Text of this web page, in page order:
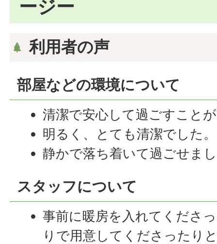
ージー
利用者の声
部屋などの環境について
清潔で安心して過ごすこと
明るく、とても清潔でした。
静かで落ち着いて過ごせま
スタッフについて
事前に暖房を入れてくださ
りで用意してくださったり